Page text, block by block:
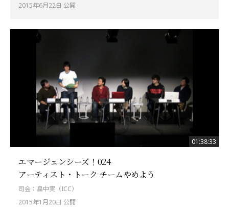
2015年6月22日 公開
01:38:33
エマージェンシーズ！024
アーティスト・トーク チームやめよう
司会：畠中実（ICC）
2015年1月20日 公開